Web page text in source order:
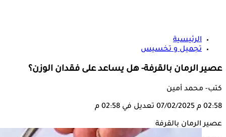
الرئيسية
تجميل و تخسيس
عصير الرمان بالقرفة- هل يساعد على فقدان الوزن؟
كتب- محمد أمين
02:58 م 07/02/2025 تعديل في 02:58 م
عصير الرمان بالقرفة